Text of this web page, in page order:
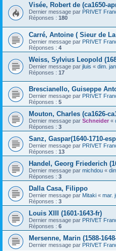
Visée, Robert de (ca1650-
Dernier message par PRIVET
Réponses : 180
Carré, Antoine ( Sieur de
Dernier message par PRIVET
Réponses : 4
Weiss, Sylvius Leopold
Dernier message par jluis « dim.
Réponses : 17
Brescianello, Guiseppe
Dernier message par PRIVET
Réponses : 5
Mouton, Charles (ca1626-
Dernier message par Schneider «
Réponses : 3
Sanz, Gaspar(1640-1710-
Dernier message par PRIVET
Réponses : 13
Handel, Georg Friederich
Dernier message par michdou «
Réponses : 3
Dalla Casa, Filippo
Dernier message par Mitaki « mar.
Réponses : 3
Louis XIII (1601-1643-fr)
Dernier message par PRIVET
Réponses : 6
Mersenne, Marin (1588-
Dernier message par PRIVET